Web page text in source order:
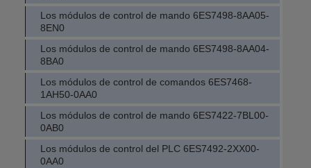
Los módulos de control de mando 6ES7498-8AA05-
8EN0
Los módulos de control de mando 6ES7498-8AA04-
8BA0
Los módulos de control de comandos 6ES7468-
1AH50-0AA0
Los módulos de control de mando 6ES7422-7BL00-
0AB0
Los módulos de control del PLC 6ES7492-2XX00-
0AA0